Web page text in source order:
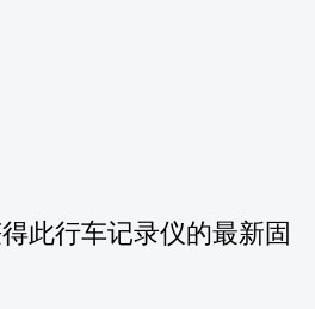
此行车记录仪的最新固